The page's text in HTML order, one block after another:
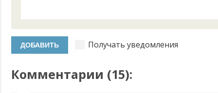
Получать уведомления
Комментарии (15):